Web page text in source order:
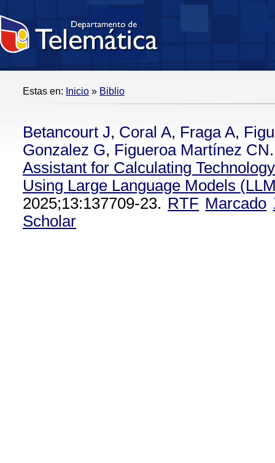
Estas en: Inicio » Biblio
Betancourt J, Coral A, Fraga A,
Gonzalez G, Figueroa Martínez CN.
Assistant for Calculating
Using Large Language Models
2025;13:137709-23. RTF Marcado
Scholar